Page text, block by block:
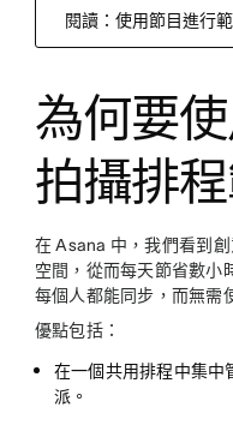
閱讀：使用節目進行
為何要
拍攝排
在 Asana 中，我們看到
空間，從而每天節省數小
每個人都能同步，而無需
優點包括：
在一個共用排程中集中
派。